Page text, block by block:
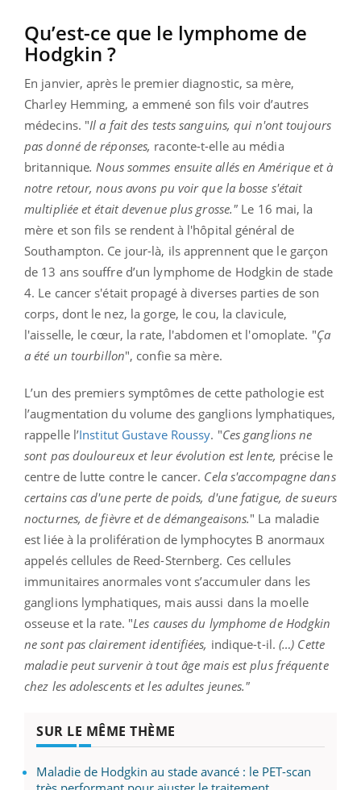
Qu’est-ce que le lymphome de
Hodgkin ?
En janvier, après le premier diagnostic, sa mère,
Charley Hemming, a emmené son fils voir d’autres
médecins. "Il a fait des tests sanguins, qui n'ont toujours
pas donné de réponses, raconte-t-elle au média
britannique. Nous sommes ensuite allés en Amérique et à
notre retour, nous avons pu voir que la bosse s'était
multipliée et était devenue plus grosse." Le 16 mai, la
mère et son fils se rendent à l'hôpital général de
Southampton. Ce jour-là, ils apprennent que le garçon
de 13 ans souffre d’un lymphome de Hodgkin de stade
4. Le cancer s'était propagé à diverses parties de son
corps, dont le nez, la gorge, le cou, la clavicule,
l'aisselle, le cœur, la rate, l'abdomen et l'omoplate. "Ça
a été un tourbillon", confie sa mère.
L’un des premiers symptômes de cette pathologie est
l’augmentation du volume des ganglions lymphatiques,
rappelle l’Institut Gustave Roussy. "Ces ganglions ne
sont pas douloureux et leur évolution est lente, précise le
centre de lutte contre le cancer. Cela s'accompagne dans
certains cas d'une perte de poids, d'une fatigue, de sueurs
nocturnes, de fièvre et de démangeaisons." La maladie
est liée à la prolifération de lymphocytes B anormaux
appelés cellules de Reed-Sternberg. Ces cellules
immunitaires anormales vont s’accumuler dans les
ganglions lymphatiques, mais aussi dans la moelle
osseuse et la rate. "Les causes du lymphome de Hodgkin
ne sont pas clairement identifiées, indique-t-il.(…) Cette
maladie peut survenir à tout âge mais est plus fréquente
chez les adolescents et les adultes jeunes."
SUR LE MÊME THÈME
Maladie de Hodgkin au stade avancé : le PET-scan